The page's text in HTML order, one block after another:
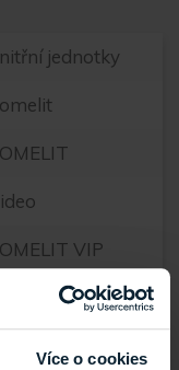
Více o cookies
jednotky
VIP